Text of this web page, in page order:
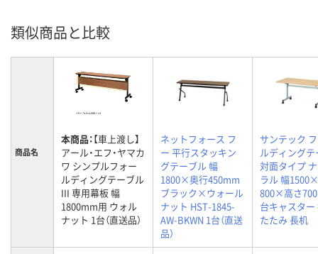
類似商品と比較
商品名
本商品：【車上渡し】
アール・エフ・ヤマカ
ワ シンプルフォー
ルディングテーブル
III 専用幕板 幅
1800mm用 ウォル
ナット 1台（直送品）
ネットフォース フ
ー 平行スタッキン
グテーブル 幅
1800×奥行450mm
ブラック×ウォール
ナット HST-1845-
AW-BKWN 1台（直送
品）
サンテック
ルディング
対面タイプ
ラル 幅
800×高さ
台キャスター
たたみ 長机